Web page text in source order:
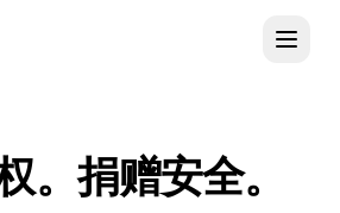
。捐赠安全。